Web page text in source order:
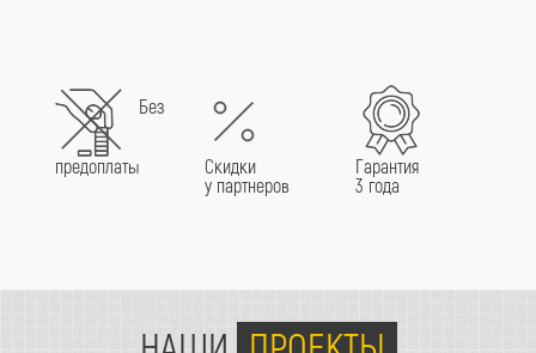
Без
предоплаты
Скидки
у партнеров
Гарантия
3 года